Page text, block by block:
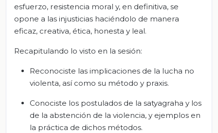
esfuerzo, resistencia moral y, en definitiva, se
opone a las injusticias haciéndolo de manera
eficaz, creativa, ética, honesta y leal.
Recapitulando lo visto en la sesión:
Reconociste las implicaciones de la lucha no
violenta, así como su método y praxis.
Conociste los postulados de la satyagraha y los
de la abstención de la violencia, y ejemplos en
la práctica de dichos métodos.